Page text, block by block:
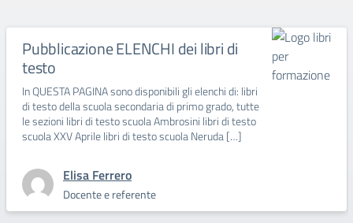
Pubblicazione ELENCHI dei libri di
testo
In QUESTA PAGINA sono disponibili gli elenchi di: libri
di testo della scuola secondaria di primo grado, tutte
le sezioni libri di testo scuola Ambrosini libri di testo
scuola XXV Aprile libri di testo scuola Neruda […]
Elisa Ferrero
Docente e referente